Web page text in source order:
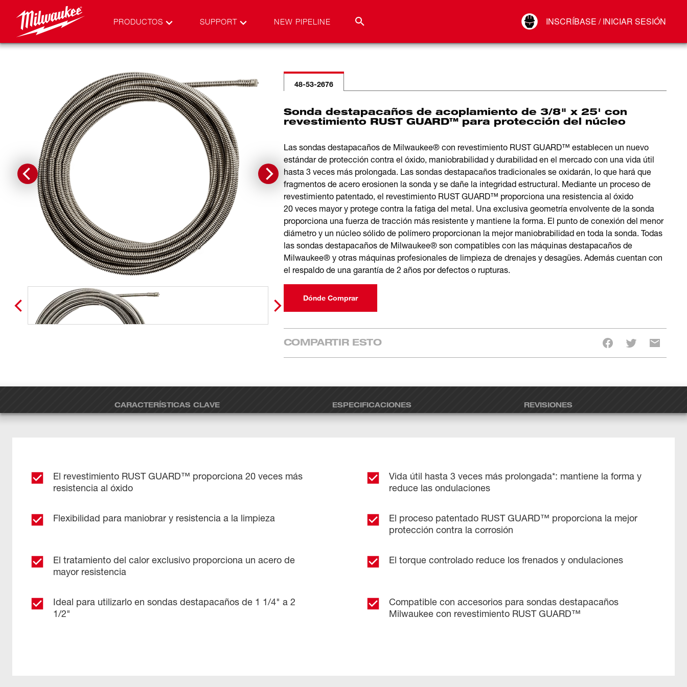
PRODUCTOS SUPPORT NEW PIPELINE INSCRÍBASE / INICIAR SESIÓN
Conectar
48-53-2676
Sonda destapacaños de acoplamiento de 3/8" x 25' con
revestimiento RUST GUARD™ para protección del núcleo
Las sondas destapacaños de Milwaukee® con revestimiento RUST GUARD™ establecen un nuevo
estándar de protección contra el óxido, maniobrabilidad y durabilidad en el mercado con una vida útil
hasta 3 veces más prolongada. Las sondas destapacaños tradicionales se oxidarán, lo que hará que
fragmentos de acero erosionen la sonda y se dañe la integridad estructural. Mediante un proceso de
revestimiento patentado, el revestimiento RUST GUARD™ proporciona una resistencia al óxido
20 veces mayor y protege contra la fatiga del metal. Una exclusiva geometría envolvente de la sonda
proporciona una fuerza de tracción más resistente y mantiene la forma. El punto de conexión del menor
diámetro y un núcleo sólido de polímero proporcionan la mejor maniobrabilidad en toda la sonda. Todas
las sondas destapacaños de Milwaukee® son compatibles con las máquinas destapacaños de
Milwaukee® y otras máquinas profesionales de limpieza de drenajes y desagües. Además cuentan con
el respaldo de una garantía de 2 años por defectos o rupturas.
Dónde Comprar
COMPARTIR ESTO
CARACTERÍSTICAS CLAVE ESPECIFICACIONES REVISIONES
El revestimiento RUST GUARD™ proporciona 20 veces más
resistencia al óxido
Vida útil hasta 3 veces más prolongada*: mantiene la forma y
reduce las ondulaciones
Flexibilidad para maniobrar y resistencia a la limpieza
El proceso patentado RUST GUARD™ proporciona la mejor
protección contra la corrosión
El tratamiento del calor exclusivo proporciona un acero de
mayor resistencia
El torque controlado reduce los frenados y ondulaciones
Ideal para utilizarlo en sondas destapacaños de 1 1/4" a 2
1/2"
Compatible con accesorios para sondas destapacaños
Milwaukee con revestimiento RUST GUARD™